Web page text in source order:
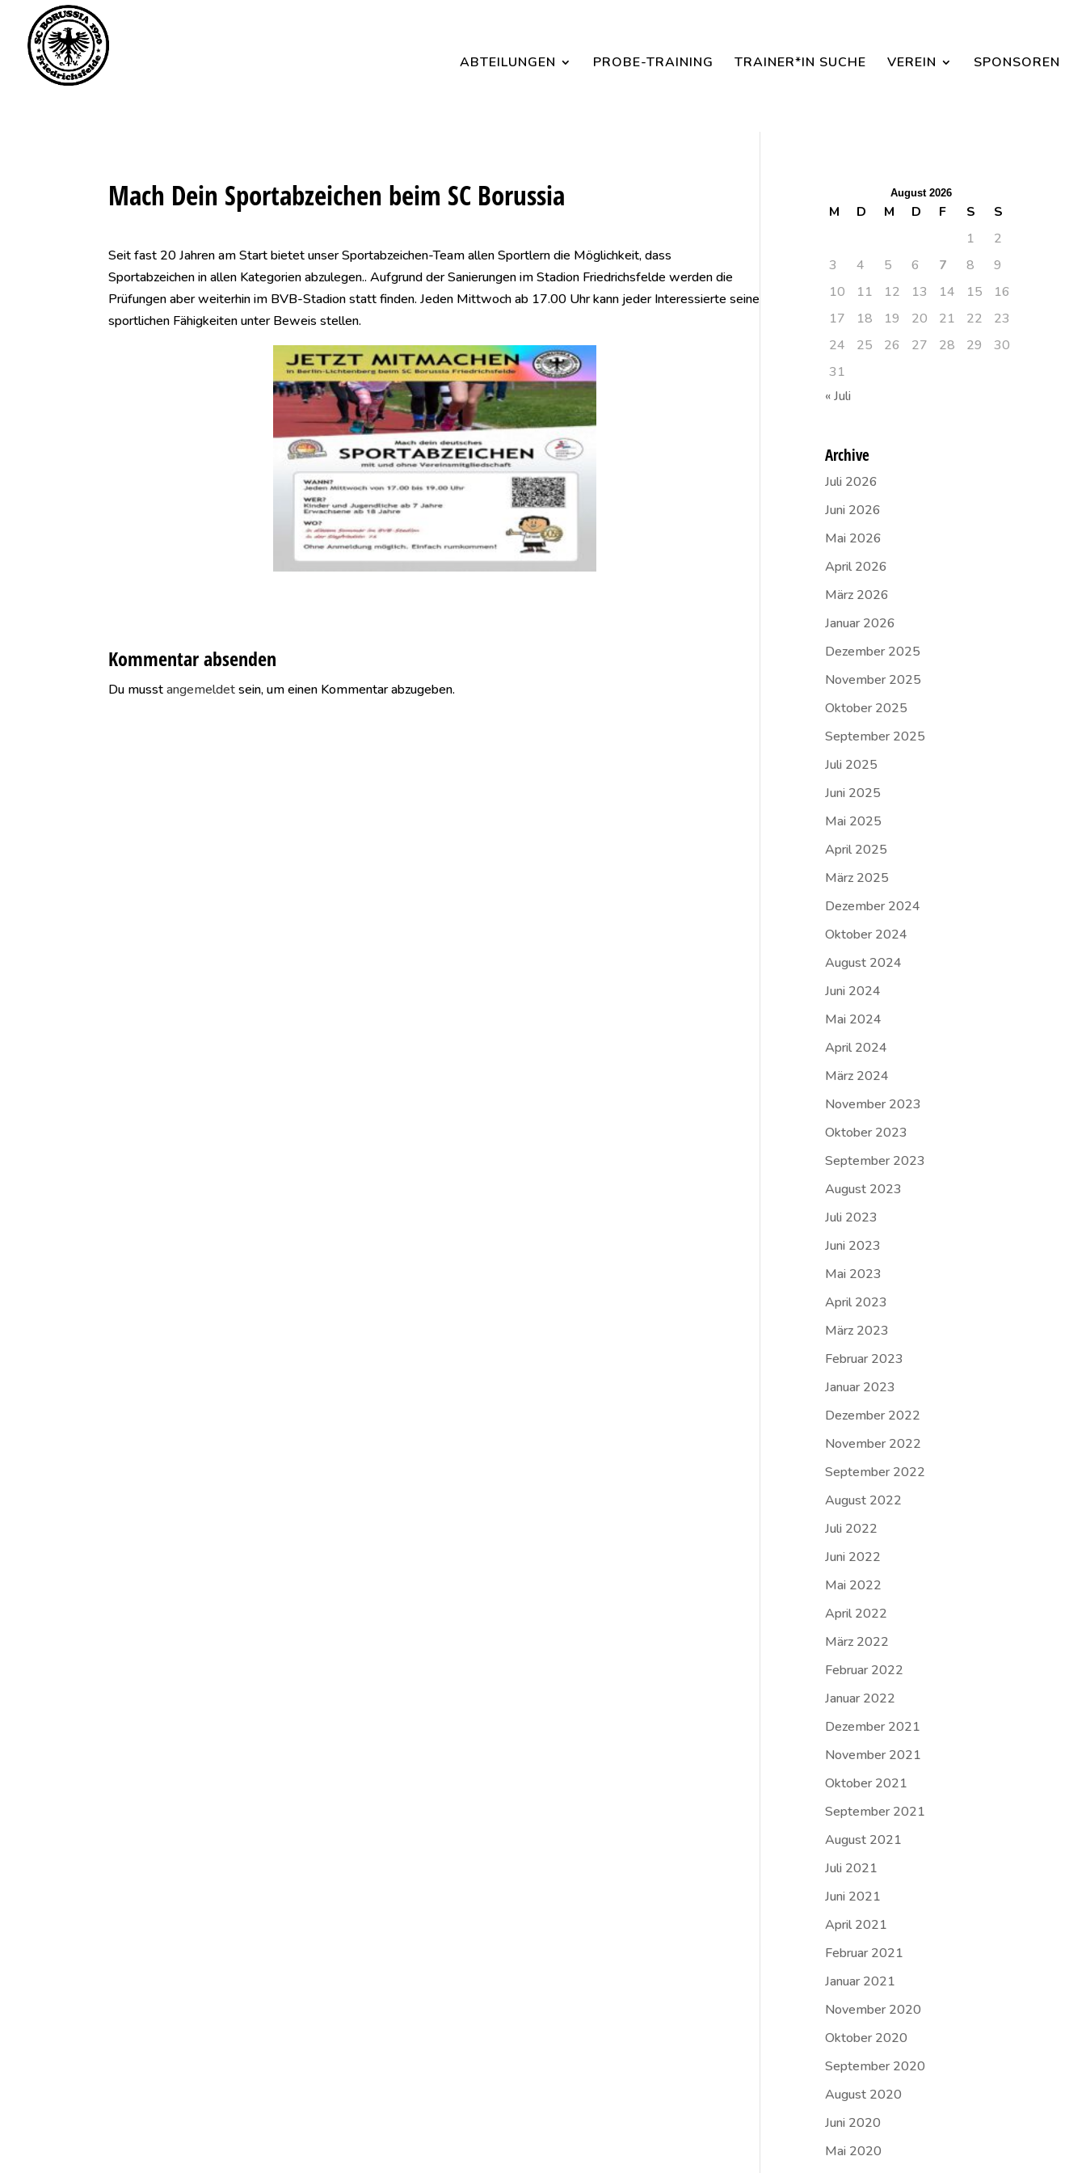
ABTEILUNGEN PROBE-TRAINING TRAINER*IN SUCHE VEREIN SPONSOREN
Mach Dein Sportabzeichen beim SC Borussia
Seit fast 20 Jahren am Start bietet unser Sportabzeichen-Team allen Sportlern die Möglichkeit, dass
Sportabzeichen in allen Kategorien abzulegen.. Aufgrund der Sanierungen im Stadion Friedrichsfelde werden die
Prüfungen aber weiterhin im BVB-Stadion statt finden. Jeden Mittwoch ab 17.00 Uhr kann jeder Interessierte seine
sportlichen Fähigkeiten unter Beweis stellen.
Kommentar absenden
Du musstangemeldetsein, um einen Kommentar abzugeben.
August 2026
M D M D F S
S
1
2
3
4 5 6 7 8
9
10
11 12 13 14 15
16
17
18 19 20 21 22
23
24
25 26 27 28 29
30
31
« Juli
Archive
Juli 2026
Juni 2026
Mai 2026
April 2026
März 2026
Januar 2026
Dezember 2025
November 2025
Oktober 2025
September 2025
Juli 2025
Juni 2025
Mai 2025
April 2025
März 2025
Dezember 2024
Oktober 2024
August 2024
Juni 2024
Mai 2024
April 2024
März 2024
November 2023
Oktober 2023
September 2023
August 2023
Juli 2023
Juni 2023
Mai 2023
April 2023
März 2023
Februar 2023
Januar 2023
Dezember 2022
November 2022
September 2022
August 2022
Juli 2022
Juni 2022
Mai 2022
April 2022
März 2022
Februar 2022
Januar 2022
Dezember 2021
November 2021
Oktober 2021
September 2021
August 2021
Juli 2021
Juni 2021
April 2021
Februar 2021
Januar 2021
November 2020
Oktober 2020
September 2020
August 2020
Juni 2020
Mai 2020